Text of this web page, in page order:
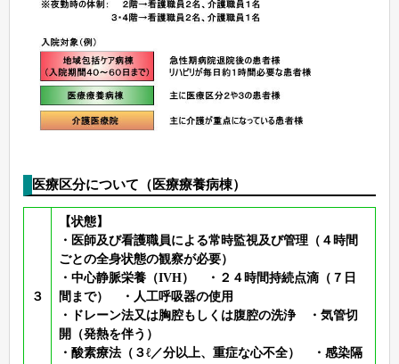
医療区分について（医療療養病棟）
３
【状態】
・医師及び看護職員による常時監視及び管理（４時間
ごとの全身状態の観察が必要）
・中心静脈栄養（IVH） ・２４時間持続点滴（７日
間まで） ・人工呼吸器の使用
・ドレーン法又は胸腔もしくは腹腔の洗浄 ・気管切
開（発熱を伴う）
・酸素療法（３ℓ／分以上、重症な心不全） ・感染隔